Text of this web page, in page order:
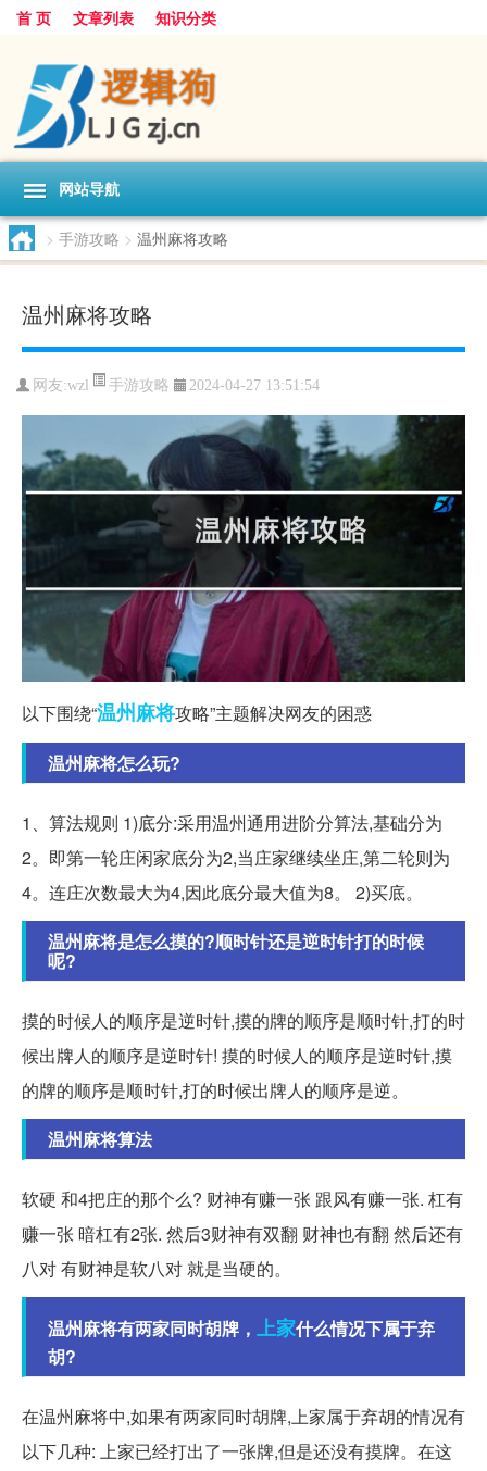
首 页 文章列表 知识分类
网站导航
> 手游攻略 > 温州麻将攻略
温州麻将攻略
网友:wzl 手游攻略 2024-04-27 13:51:54
以下围绕“温州麻将攻略”主题解决网友的困惑
温州麻将怎么玩?
1、算法规则 1)底分:采用温州通用进阶分算法,基础分为
2。即第一轮庄闲家底分为2,当庄家继续坐庄,第二轮则为
4。连庄次数最大为4,因此底分最大值为8。 2)买底。
温州麻将是怎么摸的?顺时针还是逆时针打的时候
呢?
摸的时候人的顺序是逆时针,摸的牌的顺序是顺时针,打的时
候出牌人的顺序是逆时针! 摸的时候人的顺序是逆时针,摸
的牌的顺序是顺时针,打的时候出牌人的顺序是逆。
温州麻将算法
软硬 和4把庄的那个么? 财神有赚一张 跟风有赚一张. 杠有
赚一张 暗杠有2张. 然后3财神有双翻 财神也有翻 然后还有
八对 有财神是软八对 就是当硬的。
温州麻将有两家同时胡牌， 上家什么情况下属于弃
胡?
在温州麻将中,如果有两家同时胡牌,上家属于弃胡的情况有
以下几种: 上家已经打出了一张牌,但是还没有摸牌。在这